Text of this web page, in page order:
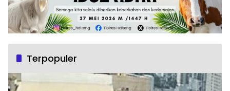
Terpopuler